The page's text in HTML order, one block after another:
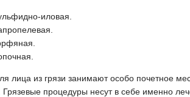
иловая.
лица из грязи занимают особо почетное
Грязевые процедуры несут в себе именно